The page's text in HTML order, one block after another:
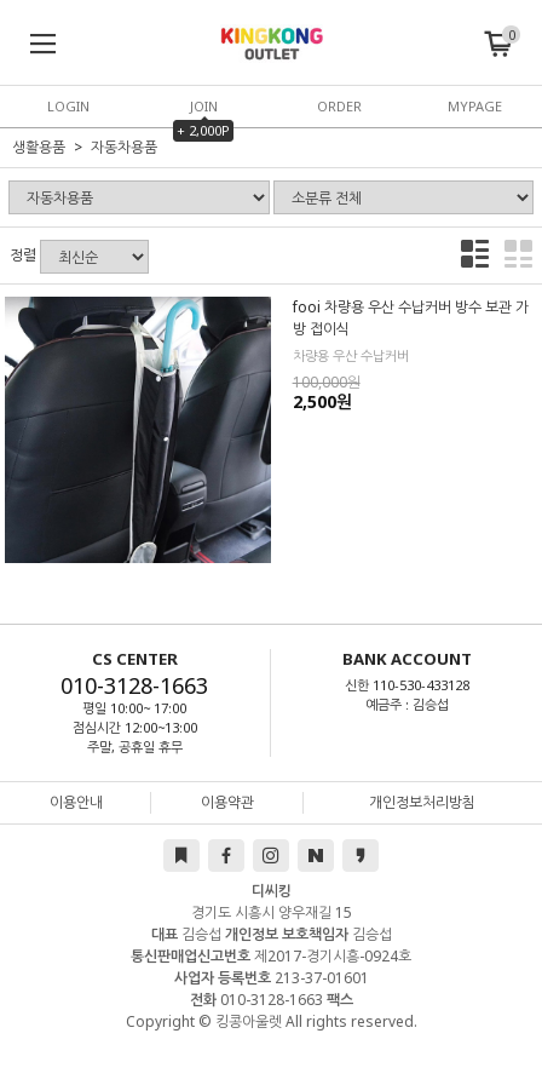
0
LOGIN
JOIN
+ 2,000P
ORDER MYPAGE
생활용품 자동차용품
정렬
fooi 차량용 우산 수납커버 방수 보관 가
방 접이식
차량용 우산 수납커버
100,000원
2,500원
CS CENTER
010-3128-1663
평일 10:00~ 17:00
점심시간 12:00~13:00
주말, 공휴일 휴무
BANK ACCOUNT
신한 110-530-433128
예금주 : 김승섭
이용안내 이용약관 개인정보처리방침
디씨킹
경기도 시흥시 양우재길 15
대표김승섭 개인정보 보호책임자김승섭
통신판매업신고번호제2017-경기시흥-0924호
사업자 등록번호213-37-01601
전화010-3128-1663 팩스
Copyright © 킹콩아울렛 All rights reserved.